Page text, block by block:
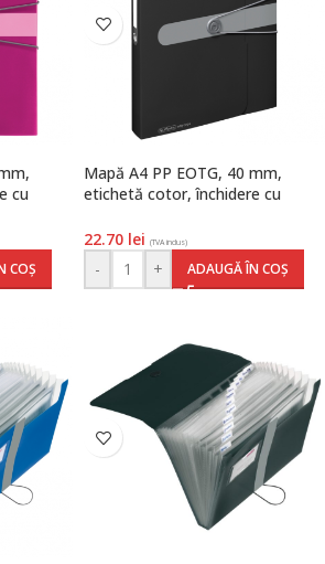
cu
COȘ
Mapă A4 PP EOTG, 40 mm,
etichetă cotor, închidere cu
22.70 lei (TVA inclus)
- + ADAUGĂ ÎN COȘ